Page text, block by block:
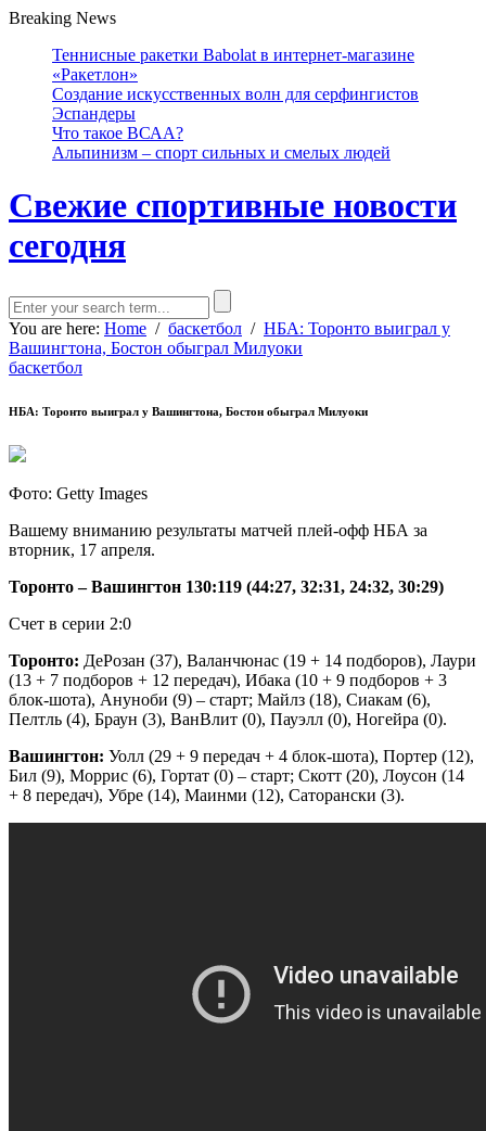
Breaking News
Теннисные ракетки Babolat в интернет-магазине
«Ракетлон»
Создание искусственных волн для серфингистов
Эспандеры
Что такое ВСАА?
Альпинизм – спорт сильных и смелых людей
Свежие спортивные новости
сегодня
You are here: Home / баскетбол / НБА: Торонто выиграл у
Вашингтона, Бостон обыграл Милуоки
баскетбол
НБА: Торонто выиграл у Вашингтона, Бостон обыграл Милуоки
Фото: Getty Images
Вашему вниманию результаты матчей плей-офф НБА за
вторник, 17 апреля.
Торонто – Вашингтон 130:119 (44:27, 32:31, 24:32, 30:29)
Счет в серии 2:0
Торонто: ДеРозан (37), Валанчюнас (19 + 14 подборов), Лаури
(13 + 7 подборов + 12 передач), Ибака (10 + 9 подборов + 3
блок-шота), Ануноби (9) – старт; Майлз (18), Сиакам (6),
Пелтль (4), Браун (3), ВанВлит (0), Пауэлл (0), Ногейра (0).
Вашингтон: Уолл (29 + 9 передач + 4 блок-шота), Портер (12),
Бил (9), Моррис (6), Гортат (0) – старт; Скотт (20), Лоусон (14
+ 8 передач), Убре (14), Маинми (12), Саторански (3).